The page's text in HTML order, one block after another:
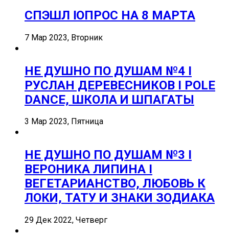
СПЭШЛ ӏ ОПРОС НА 8 МАРТА
7 Мар 2023, Вторник
НЕ ДУШНО ПО ДУШАМ №4 I
РУСЛАН ДЕРЕВЕСНИКОВ I POLE
DANCE, ШКОЛА И ШПАГАТЫ
3 Мар 2023, Пятница
НЕ ДУШНО ПО ДУШАМ №3 I
ВЕРОНИКА ЛИПИНА I
ВЕГЕТАРИАНСТВО, ЛЮБОВЬ К
ЛОКИ, ТАТУ И ЗНАКИ ЗОДИАКА
29 Дек 2022, Четверг